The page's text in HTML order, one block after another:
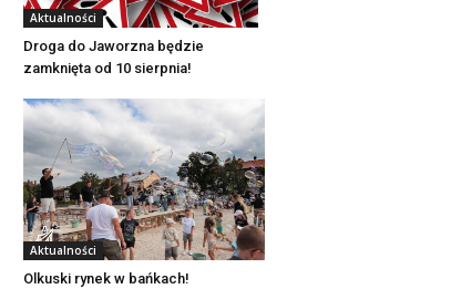
Aktualności
Droga do Jaworzna będzie
zamknięta od 10 sierpnia!
Aktualności
Olkuski rynek w bańkach!